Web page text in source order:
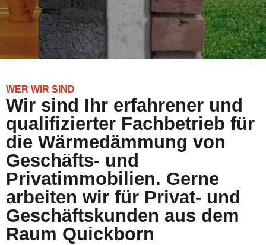
WER WIR SIND
Wir sind Ihr erfahrener und
qualifizierter Fachbetrieb für
die Wärmedämmung von
Geschäfts- und
Privatimmobilien. Gerne
arbeiten wir für Privat- und
Geschäftskunden aus dem
Raum Quickborn